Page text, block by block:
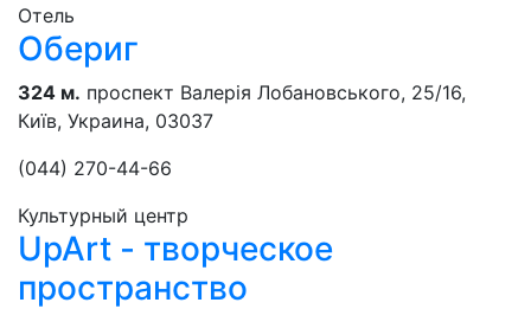
Отель
Обериг
324 м. проспект Валерія Лобановського, 25/16,
Київ, Украина, 03037
(044) 270-44-66
Культурный центр
UpArt - творческое
пространство